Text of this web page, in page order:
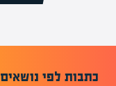
כתבות לפי נושאים